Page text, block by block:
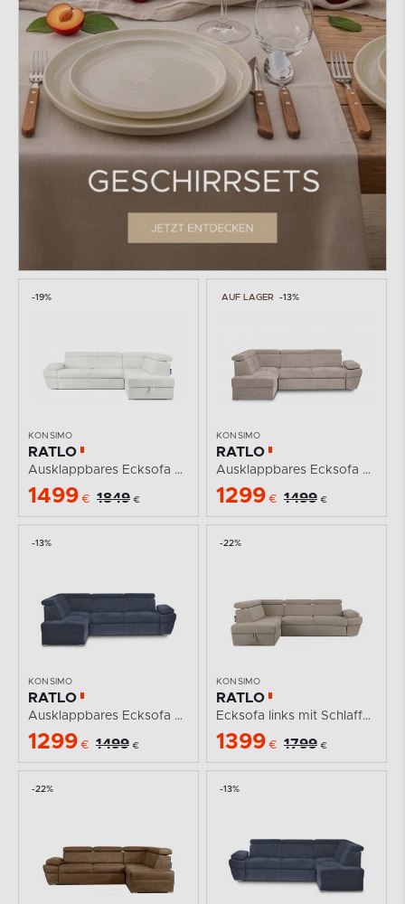
-19%
KONSIMO
RATLO
Ausklappbares Ecksofa mit Bettzeugcontainer creme...
1499 € 1849 €
AUF LAGER -13%
KONSIMO
RATLO
Ausklappbares Ecksofa mit Bettzeugcontainer beige links
1299 € 1499 €
-13%
KONSIMO
RATLO
Ausklappbares Ecksofa mit Bettzeugcontainer navy blau...
1299 € 1499 €
-22%
KONSIMO
RATLO
Ecksofa links mit Schlaffunktion und Bettzeugcontainer...
1399 € 1799 €
-22% -13%